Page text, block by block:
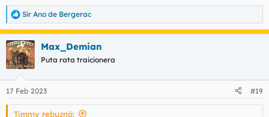
R
e
c
c
i
e
s
Sir Ano de Bergerac
Max_Demian
Puta rata traicionera
17 Feb 2023 #19
Timmy rebuznó: